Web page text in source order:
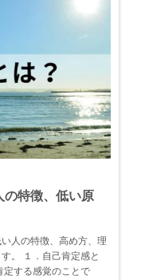
の特徴、低い原
人の特徴、高め方、理
。 １．自己肯定感と
定する感覚のことで